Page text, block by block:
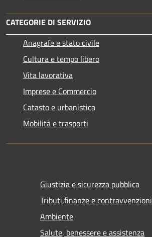
CATEGORIE DI SERVIZIO
Anagrafe e stato civile
Cultura e tempo libero
Vita lavorativa
Imprese e Commercio
Catasto e urbanistica
Mobilità e trasporti
Giustizia e sicurezza pubblica
Tributi,finanze e contravvenzioni
Ambiente
Salute, benessere e assistenza